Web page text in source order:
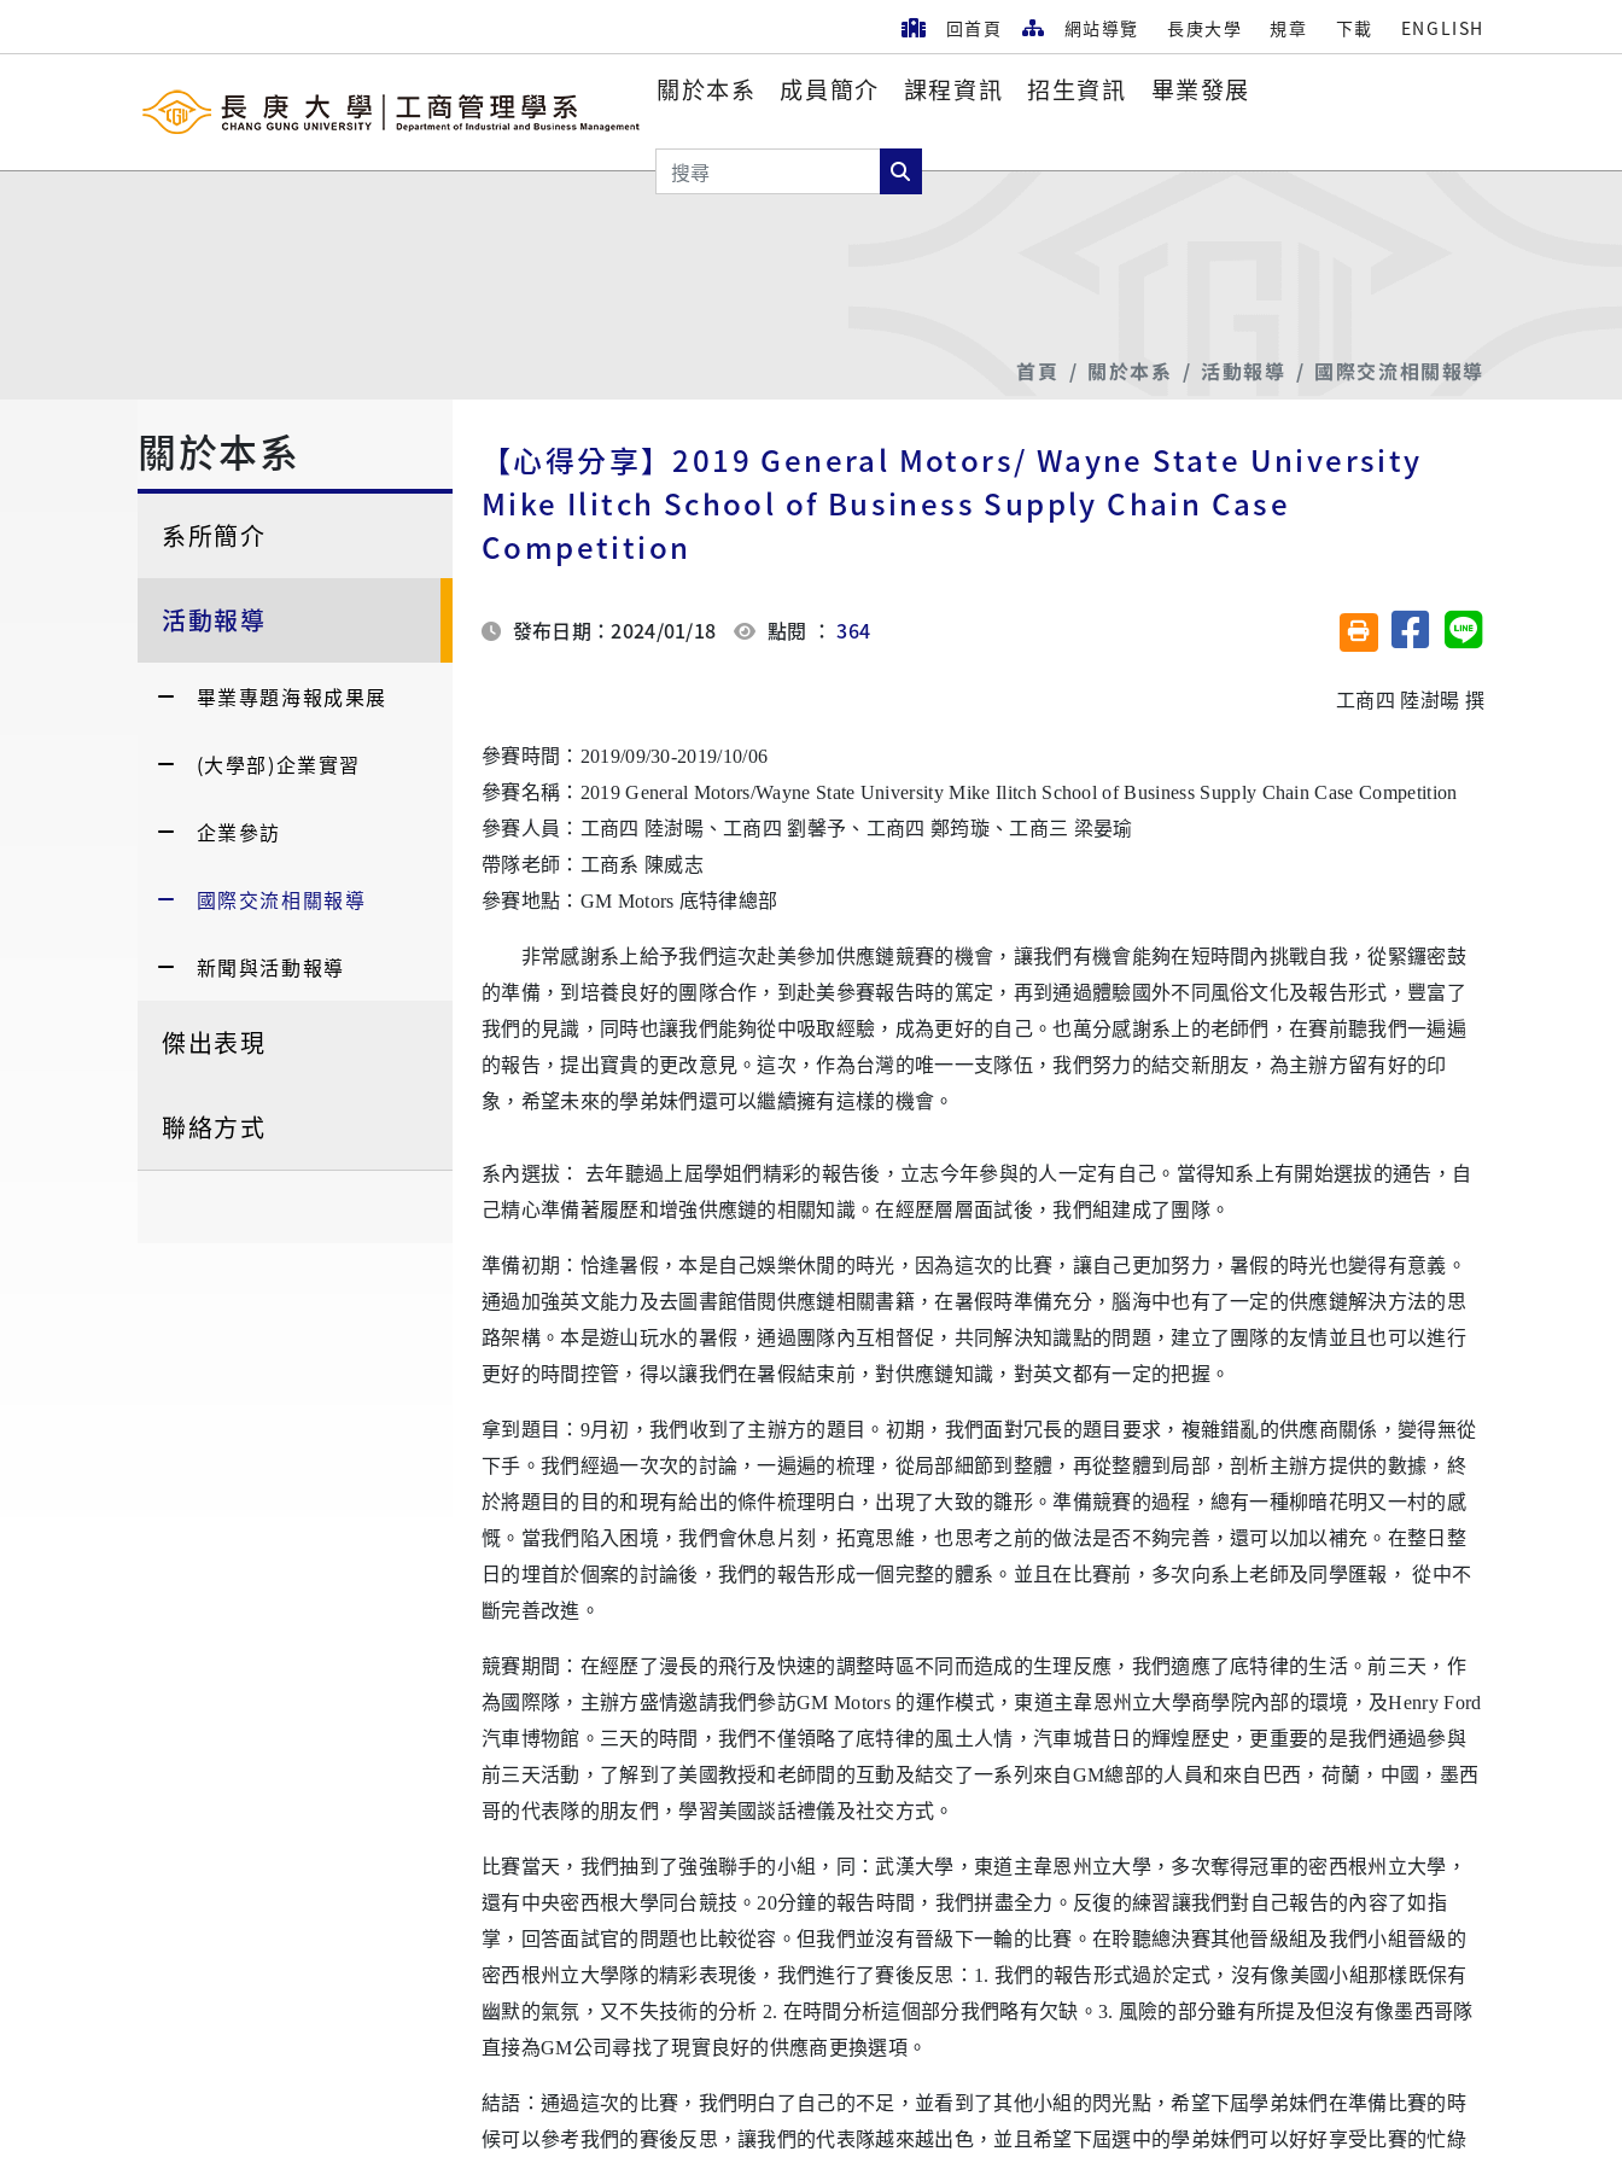
回首頁 網站導覽 長庚大學 規章 下載 ENGLISH
關於本系 成員簡介 課程資訊 招生資訊 畢業發展
搜尋
首頁 關於本系 活動報導 國際交流相關報導
關於本系
系所簡介
活動報導
畢業專題海報成果展
(大學部)企業實習
企業參訪
國際交流相關報導
新聞與活動報導
傑出表現
聯絡方式
【心得分享】2019 General Motors/ Wayne State University
Mike Ilitch School of Business Supply Chain Case
Competition
發布日期：2024/01/18 點閱 ：364 友善列印(另開視窗)
分享至臉書分享至 Line
工商四 陸澍暘 撰
參賽時間：2019/09/30-2019/10/06
參賽名稱：2019 General Motors/Wayne State University Mike Ilitch School of Business Supply Chain Case Competition
參賽人員：工商四 陸澍暘、工商四 劉馨予、工商四 鄭筠璇、工商三 梁晏瑜
帶隊老師：工商系 陳威志
參賽地點：GM Motors 底特律總部
非常感謝系上給予我們這次赴美參加供應鏈競賽的機會，讓我們有機會能夠在短時間內挑戰自我，從緊鑼密鼓
的準備，到培養良好的團隊合作，到赴美參賽報告時的篤定，再到通過體驗國外不同風俗文化及報告形式，豐富了
我們的見識，同時也讓我們能夠從中吸取經驗，成為更好的自己。也萬分感謝系上的老師們，在賽前聽我們一遍遍
的報告，提出寶貴的更改意見。這次，作為台灣的唯一一支隊伍，我們努力的結交新朋友，為主辦方留有好的印
象，希望未來的學弟妹們還可以繼續擁有這樣的機會。
系內選拔： 去年聽過上屆學姐們精彩的報告後，立志今年參與的人一定有自己。當得知系上有開始選拔的通告，自
己精心準備著履歷和增強供應鏈的相關知識。在經歷層層面試後，我們組建成了團隊。
準備初期：恰逢暑假，本是自己娛樂休閒的時光，因為這次的比賽，讓自己更加努力，暑假的時光也變得有意義。
通過加強英文能力及去圖書館借閱供應鏈相關書籍，在暑假時準備充分，腦海中也有了一定的供應鏈解決方法的思
路架構。本是遊山玩水的暑假，通過團隊內互相督促，共同解決知識點的問題，建立了團隊的友情並且也可以進行
更好的時間控管，得以讓我們在暑假結束前，對供應鏈知識，對英文都有一定的把握。
拿到題目：9月初，我們收到了主辦方的題目。初期，我們面對冗長的題目要求，複雜錯亂的供應商關係，變得無從
下手。我們經過一次次的討論，一遍遍的梳理，從局部細節到整體，再從整體到局部，剖析主辦方提供的數據，終
於將題目的目的和現有給出的條件梳理明白，出現了大致的雛形。準備競賽的過程，總有一種柳暗花明又一村的感
慨。當我們陷入困境，我們會休息片刻，拓寬思維，也思考之前的做法是否不夠完善，還可以加以補充。在整日整
日的埋首於個案的討論後，我們的報告形成一個完整的體系。並且在比賽前，多次向系上老師及同學匯報， 從中不
斷完善改進。
競賽期間：在經歷了漫長的飛行及快速的調整時區不同而造成的生理反應，我們適應了底特律的生活。前三天，作
為國際隊，主辦方盛情邀請我們參訪GM Motors 的運作模式，東道主韋恩州立大學商學院內部的環境，及Henry Ford
汽車博物館。三天的時間，我們不僅領略了底特律的風土人情，汽車城昔日的輝煌歷史，更重要的是我們通過參與
前三天活動，了解到了美國教授和老師間的互動及結交了一系列來自GM總部的人員和來自巴西，荷蘭，中國，墨西
哥的代表隊的朋友們，學習美國談話禮儀及社交方式。
比賽當天，我們抽到了強強聯手的小組，同：武漢大學，東道主韋恩州立大學，多次奪得冠軍的密西根州立大學，
還有中央密西根大學同台競技。20分鐘的報告時間，我們拼盡全力。反復的練習讓我們對自己報告的內容了如指
掌，回答面試官的問題也比較從容。但我們並沒有晉級下一輪的比賽。在聆聽總決賽其他晉級組及我們小組晉級的
密西根州立大學隊的精彩表現後，我們進行了賽後反思：1. 我們的報告形式過於定式，沒有像美國小組那樣既保有
幽默的氣氛，又不失技術的分析 2. 在時間分析這個部分我們略有欠缺。3. 風險的部分雖有所提及但沒有像墨西哥隊
直接為GM公司尋找了現實良好的供應商更換選項。
結語：通過這次的比賽，我們明白了自己的不足，並看到了其他小組的閃光點，希望下屆學弟妹們在準備比賽的時
候可以參考我們的賽後反思，讓我們的代表隊越來越出色，並且希望下屆選中的學弟妹們可以好好享受比賽的忙綠